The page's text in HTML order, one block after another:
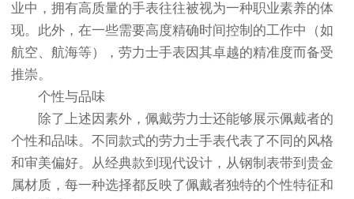
业中，拥有高质量的手表往往被视为一种职业素养的体
现。此外，在一些需要高度精确时间控制的工作中（如
航空、航海等），劳力士手表因其卓越的精准度而备受
推崇。
个性与品味
除了上述因素外，佩戴劳力士还能够展示佩戴者的
个性和品味。不同款式的劳力士手表代表了不同的风格
和审美偏好。从经典款到现代设计，从钢制表带到贵金
属材质，每一种选择都反映了佩戴者独特的个性特征和